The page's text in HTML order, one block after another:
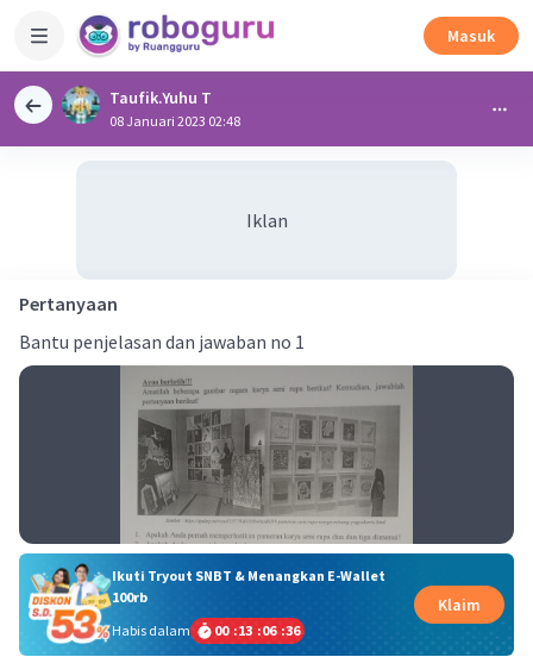
Masuk
Taufik.Yuhu T
08 Januari 2023 02:48
Iklan
Pertanyaan
Bantu penjelasan dan jawaban no 1
Ikuti Tryout SNBT & Menangkan E-Wallet
100rb
Habis dalam
00 :13 :06 :36
Klaim